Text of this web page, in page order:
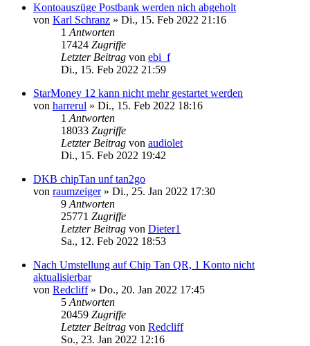
Kontoauszüge Postbank werden nich abgeholt
von Karl Schranz » Di., 15. Feb 2022 21:16
1 Antworten
17424 Zugriffe
Letzter Beitrag von ebi_f
Di., 15. Feb 2022 21:59
StarMoney 12 kann nicht mehr gestartet werden
von harrerul » Di., 15. Feb 2022 18:16
1 Antworten
18033 Zugriffe
Letzter Beitrag von audiolet
Di., 15. Feb 2022 19:42
DKB chipTan unf tan2go
von raumzeiger» Di., 25. Jan 2022 17:30
9 Antworten
25771 Zugriffe
Letzter Beitrag von Dieter1
Sa., 12. Feb 2022 18:53
Nach Umstellung auf Chip Tan QR, 1 Konto nicht
aktualisierbar
von Redcliff» Do., 20. Jan 2022 17:45
5 Antworten
20459 Zugriffe
Letzter Beitrag von Redcliff
So., 23. Jan 2022 12:16